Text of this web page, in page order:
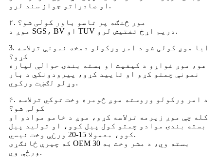
او صادراتو جواز سند لرو.
۲. موږ څنګه پر تاسو باور کولی شو؟
موږ د SGS، BV او TUV دریم اړخ تفتیش لرو.
3. ایا موږ کولی شو د امر ورکولو دمخه نمونې ترلاسه
کړو؟
هو، موږ غواړو د کیفیت او بسته بندۍ حوالې لپاره
نمونې چمتو کړو او تایید کړو، پیرودونکي د بار
وړلو لګښت ورکوي.
۴. د امر ورکولو وروسته موږ څومره وخت توکي ترلاسه
کولی شو؟
کله چې موږ زیرمه ترلاسه کړو، موږ د خامو موادو او
بسته بندۍ موادو چمتو کول پیل کوو، او تولید پیل
کوو، معمولا 15-20 ورځې وخت نیسي.
که چیرې ځانګړی OEM بسته وي، د مشر وخت به 30
ورځې وي.